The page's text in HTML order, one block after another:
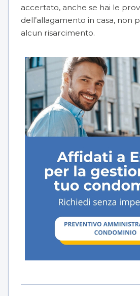
accertato, anche se hai le
dell’allagamento in casa, non
alcun risarcimento.